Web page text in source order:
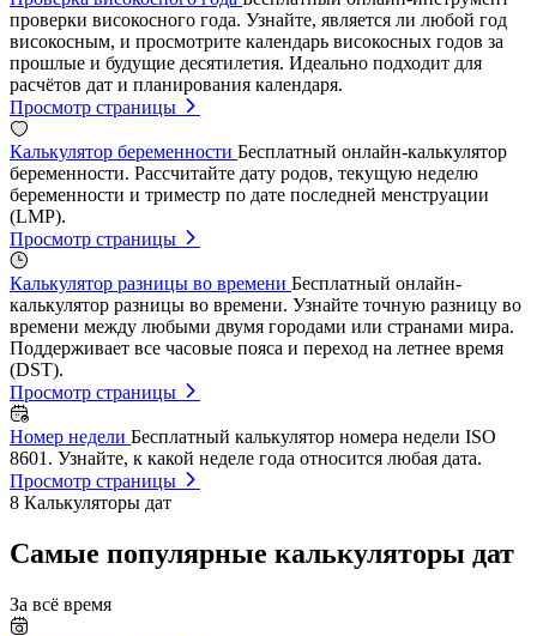
проверки високосного года. Узнайте, является ли любой год
високосным, и просмотрите календарь високосных годов за
прошлые и будущие десятилетия. Идеально подходит для
расчётов дат и планирования календаря.
Просмотр страницы
Калькулятор беременности Бесплатный онлайн-калькулятор
беременности. Рассчитайте дату родов, текущую неделю
беременности и триместр по дате последней менструации
(LMP).
Просмотр страницы
Калькулятор разницы во времени Бесплатный онлайн-
калькулятор разницы во времени. Узнайте точную разницу во
времени между любыми двумя городами или странами мира.
Поддерживает все часовые пояса и переход на летнее время
(DST).
Просмотр страницы
Номер недели Бесплатный калькулятор номера недели ISO
8601. Узнайте, к какой неделе года относится любая дата.
Просмотр страницы
8 Калькуляторы дат
Самые популярные калькуляторы дат
За всё время